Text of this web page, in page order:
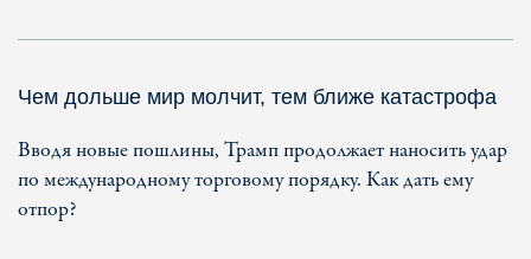
Чем дольше мир молчит, тем ближе катастрофа
Вводя новые пошлины, Трамп продолжает наносить удар
по международному торговому порядку. Как дать ему
отпор?